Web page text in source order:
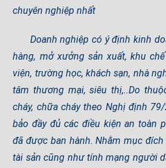
chuyên nghiệp nhất
Doanh nghiệp có ý định kinh
hàng, mở xưởng sản xuất, khu
viện, trường học, khách sạn, nhà
tâm thương mại, siêu thị,..Do
cháy, chữa cháy theo Nghị định
bảo đầy đủ các điều kiện an toàn
đã được ban hành. Nhằm mục
tài sản cũng như tính mạng người